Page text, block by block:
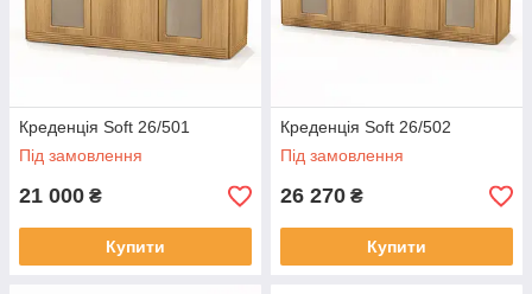
Креденція Soft 26/501
Під замовлення
21 000 ₴
Купити
Креденція Soft 26/502
Під замовлення
26 270 ₴
Купити